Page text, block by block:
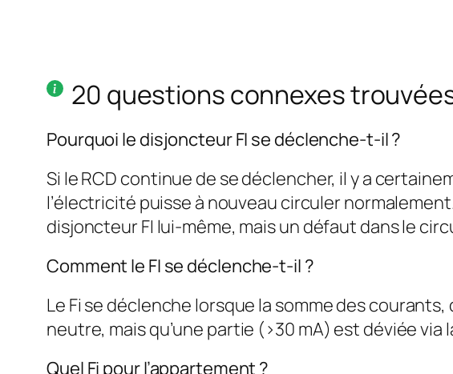
20 questions connexes
Pourquoi le disjoncteur FI se déclenche-t-il ?
Si le RCD continue de se déclencher, il y a
l’électricité puisse à nouveau circuler
disjoncteur FI lui-même, mais un défaut dans le
Comment le FI se déclenche-t-il ?
Le Fi se déclenche lorsque la somme des
neutre, mais qu’une partie (>30 mA) est déviée via
Quel Fi pour l’appartement ?